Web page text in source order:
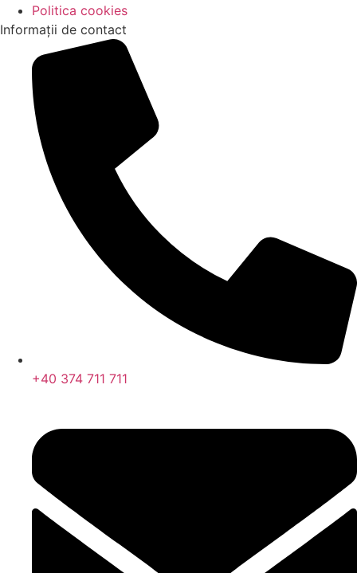
Politica cookies
Informații de contact
+40 374 711 711